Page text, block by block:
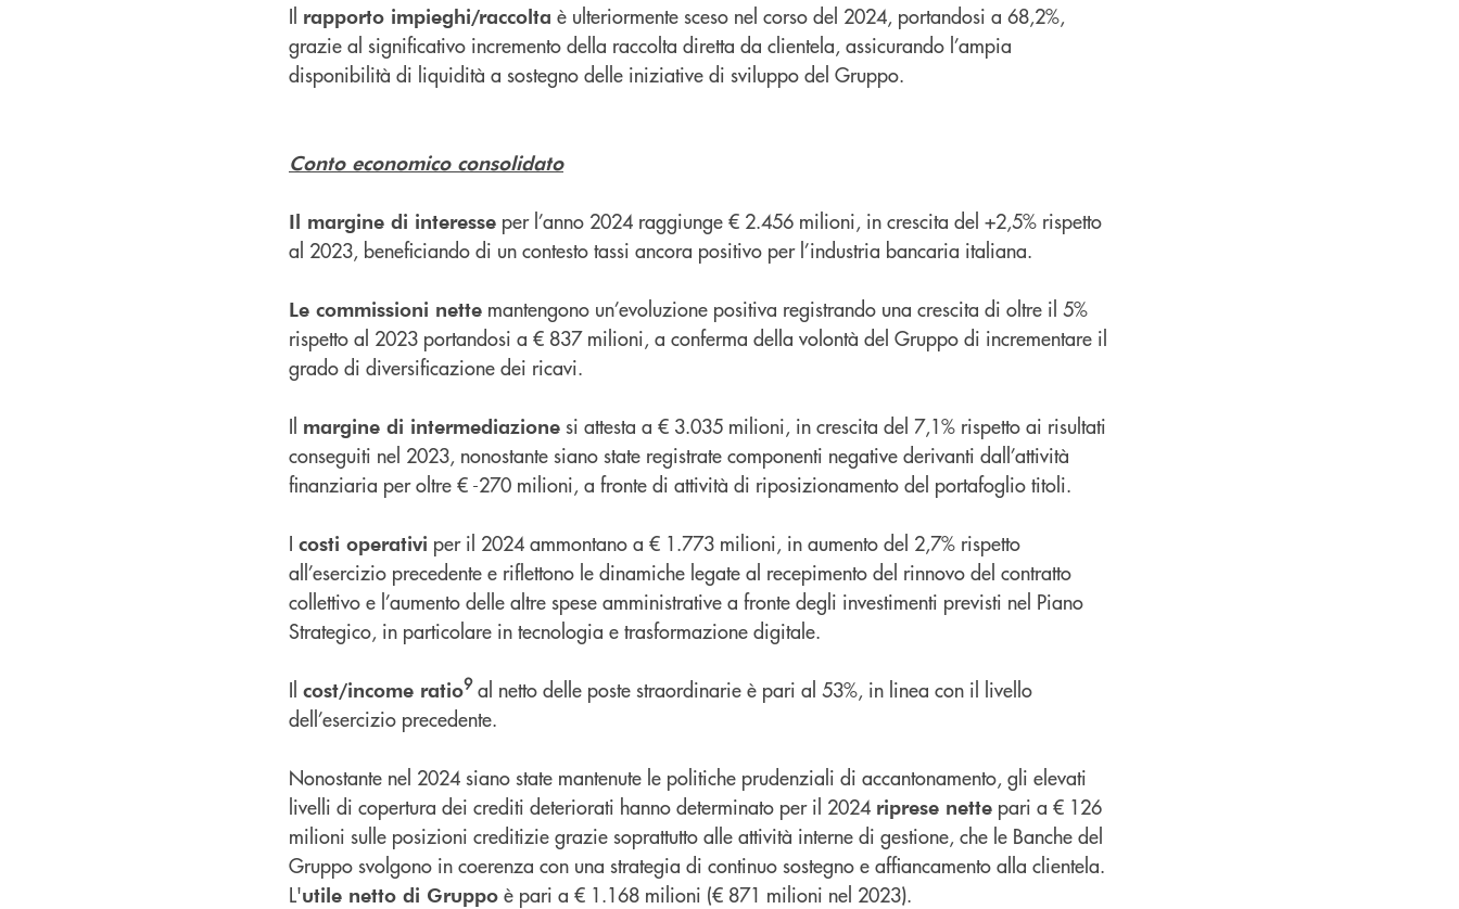
Il rapporto impieghi/raccolta è ulteriormente sceso nel corso del 2024, portandosi a 68,2%,
grazie al significativo incremento della raccolta diretta da clientela, assicurando l’ampia
disponibilità di liquidità a sostegno delle iniziative di sviluppo del Gruppo.
Conto economico consolidato
Il margine di interesse per l’anno 2024 raggiunge € 2.456 milioni, in crescita del +2,5% rispetto
al 2023, beneficiando di un contesto tassi ancora positivo per l’industria bancaria italiana.
Le commissioni nette mantengono un’evoluzione positiva registrando una crescita di oltre il 5%
rispetto al 2023 portandosi a € 837 milioni, a conferma della volontà del Gruppo di incrementare il
grado di diversificazione dei ricavi.
Il margine di intermediazione si attesta a € 3.035 milioni, in crescita del 7,1% rispetto ai risultati
conseguiti nel 2023, nonostante siano state registrate componenti negative derivanti dall’attività
finanziaria per oltre € -270 milioni, a fronte di attività di riposizionamento del portafoglio titoli.
I costi operativi per il 2024 ammontano a € 1.773 milioni, in aumento del 2,7% rispetto
all’esercizio precedente e riflettono le dinamiche legate al recepimento del rinnovo del contratto
collettivo e l’aumento delle altre spese amministrative a fronte degli investimenti previsti nel Piano
Strategico, in particolare in tecnologia e trasformazione digitale.
Il cost/income ratio9al netto delle poste straordinarie è pari al 53%, in linea con il livello
dell’esercizio precedente.
Nonostante nel 2024 siano state mantenute le politiche prudenziali di accantonamento, gli elevati
livelli di copertura dei crediti deteriorati hanno determinato per il 2024 riprese nette pari a € 126
milioni sulle posizioni creditizie grazie soprattutto alle attività interne di gestione, che le Banche del
Gruppo svolgono in coerenza con una strategia di continuo sostegno e affiancamento alla clientela.
L'utile netto di Gruppo è pari a € 1.168 milioni (€ 871 milioni nel 2023).